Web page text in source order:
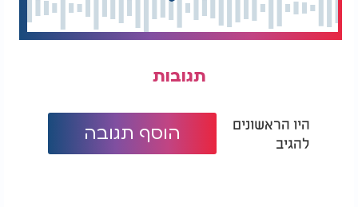
תגובות
היו הראשונים
להגיב
הוסף תגובה